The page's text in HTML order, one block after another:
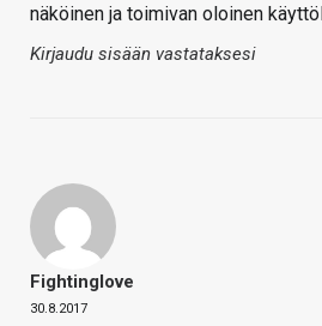
näköinen ja toimivan oloinen
Kirjaudu sisään vastataksesi
Fightinglove
30.8.2017